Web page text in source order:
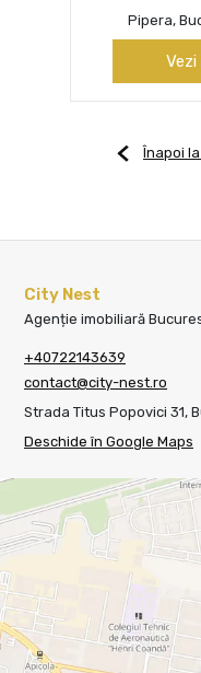
Pipera,
Înapoi
City Nest
Agenție imobiliară
+40722143639
contact@city-nest.ro
Strada Titus Popovici 31,
Deschide în Google Maps